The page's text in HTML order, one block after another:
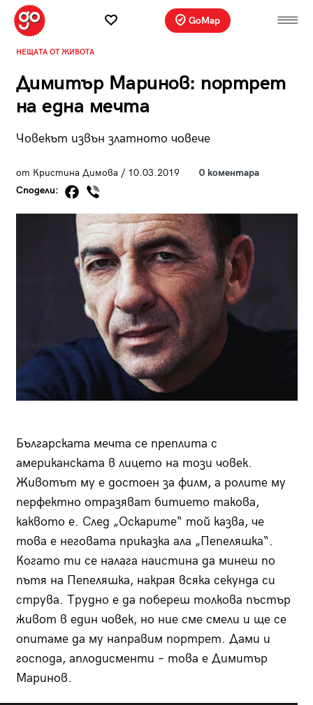
GoMap
НЕЩАТА ОТ ЖИВОТА
Димитър Маринов: портрет
на една мечта
Човекът извън златното човече
от Кристина Димова / 10.03.2019
0 коментара
Сподели:
Българската мечта се преплита с
американската в лицето на този човек.
Животът му е достоен за филм, а ролите му
перфектно отразяват битието такова,
каквото е. След „Оскарите“ той казва, че
това е неговата приказка ала „Пепеляшка“.
Когато ти се налага наистина да минеш по
пътя на Пепеляшка, накрая всяка секунда си
струва. Трудно е да побереш толкова пъстър
живот в един човек, но ние сме смели и ще се
опитаме да му направим портрет. Дами и
господа, аплодисменти – това е Димитър
Маринов.